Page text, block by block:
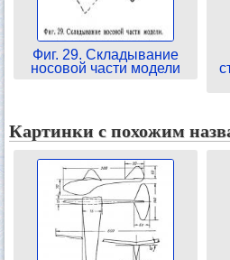
Фиг. 29. Складывание
носовой части модели
Картинки с похожим